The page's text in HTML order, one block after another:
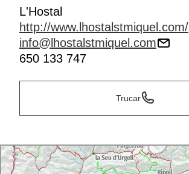
L'Hostal
http://www.lhostalstmiquel.com/
info@lhostalstmiquel.com
650 133 747
Trucar